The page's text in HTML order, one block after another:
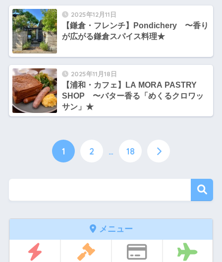
2025年12月11日
【鎌倉・フレンチ】Pondichery 〜香り
が広がる鎌倉スパイス料理★
2025年11月18日
【浦和・カフェ】LA MORA PASTRY
SHOP 〜バター香る「めくるクロワッ
サン」★
1 2 … 18
メニュー